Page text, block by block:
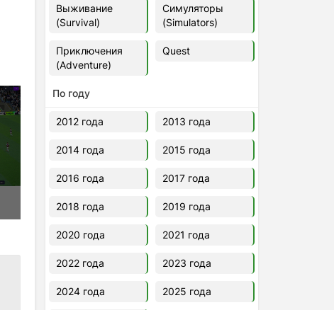
V Rising
2024
Выживание
(Survival)
Симуляторы
(Simulators)
Приключения
(Adventure)
Quest
По году
2012 года 2013 года
2014 года 2015 года
2016 года 2017 года
2018 года 2019 года
2020 года 2021 года
2022 года 2023 года
2024 года 2025 года